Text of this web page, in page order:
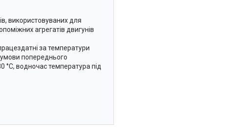
використовуваних для
агрегатів двигунів
за температури
умови попереднього
°C, водночас температура під